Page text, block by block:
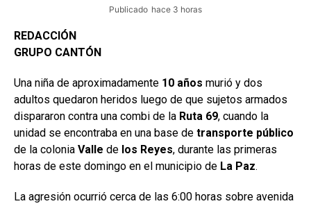
Publicado hace 3 horas
REDACCIÓN
GRUPO CANTÓN
Una niña de aproximadamente 10 años murió y dos
adultos quedaron heridos luego de que sujetos armados
dispararon contra una combi de la Ruta 69, cuando la
unidad se encontraba en una base de transporte público
de la colonia Valle de los Reyes, durante las primeras
horas de este domingo en el municipio de La Paz.
La agresión ocurrió cerca de las 6:00 horas sobre avenida